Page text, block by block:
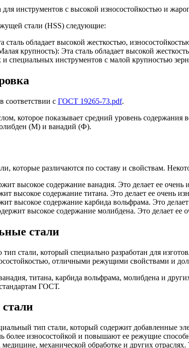
инструментов с высокой износостойкостью и
стали (HSS) следующие:
обладает высокой жесткостью,
крупность): Эта сталь обладает высокой
и специальных инструментов с малой крупностью
соответствии с ГОСТ 19265-73.pdf.
которое показывает средний уровень
(М) и ванадий (Ф).
которые различаются по составу и свойствам.
высокое содержание ванадия. Это делает ее
высокое содержание титана. Это делает ее очень
высокое содержание карбида вольфрама. Это
высокое содержание молибдена. Это делает ее
стали
тип стали, который специально разработан для
отличными режущими свойствами и
титана, карбида вольфрама, молибдена и
ГОСТ.
тип стали, который содержит добавленные
более износостойкой и повышают ее режущие
механической обработке и других